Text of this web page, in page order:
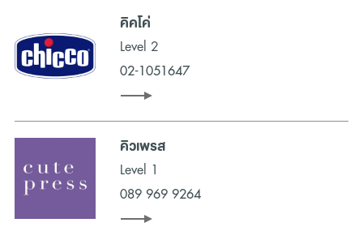
ประสบการณ์ในการเดินห้างและช้อปปิ้ง (Shopping) ที่ดีที่สุดในทุกก้าว
เดิน ที่สามารถตอบสนองต่อความต้องการในการเลือกซื้อสินค้าและ
บริการได้ครบจบทุกความต้องการของคุณและครอบครัว ไม่ว่าจะเป็น
การช้อปปิ้ง (Shopping) เสื้อผ้าแฟชั่น ของตกแต่งบ้าน
หรือเดินเล่นในที่เดียว เพื่อเป็นการช่วยส่งมอบประสบการณ์ใหม่ ๆ ใน
การช้อปปิ้ง (Shopping) ที่น่าจดจำ และอิ่มอร่อยกับร้านอาหารอร่อย
ค่าเฟ่สวย ๆ ร้านปิ้งย่างเกาหลี ร้านชาบู บุฟเฟ่ต์ชาบู และร้านบุฟเฟ่ต์
ทุกครั้งที่คุณเดินทางมาที่เมกาบางนา คุณจะได้สัมผัสประสบการณ์การ
ช้อปปิ้ง (Shopping) ที่โดดเด่นและไม่จำกัดในทุกครั้ง ศูนย์การค้าและ
เที่ยวกรุงเทพ ที่พร้อมเปลี่ยนวันหยุดพักผ่อนแบบเดิม ๆ ของครอบครัว
คิคโค่
Level 2
02-1051647
คิวเพรส
Level 1
089 969 9264